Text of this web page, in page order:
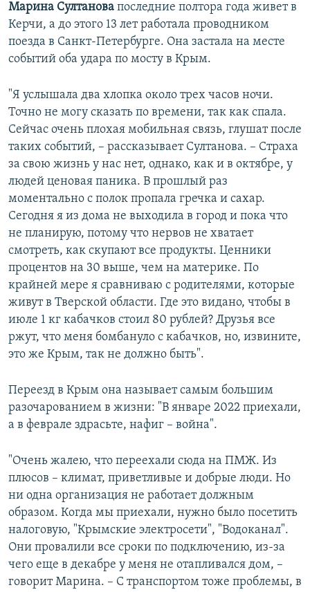
Марина Султанова последние полтора года живет в
Керчи, а до этого 13 лет работала проводником
поезда в Санкт-Петербурге. Она застала на месте
событий оба удара по мосту в Крым.
"Я услышала два хлопка около трех часов ночи.
Точно не могу сказать по времени, так как спала.
Сейчас очень плохая мобильная связь, глушат после
таких событий, – рассказывает Султанова. – Страха
за свою жизнь у нас нет, однако, как и в октябре, у
людей ценовая паника. В прошлый раз
моментально с полок пропала гречка и сахар.
Сегодня я из дома не выходила в город и пока что
не планирую, потому что нервов не хватает
смотреть, как скупают все продукты. Ценники
процентов на 30 выше, чем на материке. По
крайней мере я сравниваю с родителями, которые
живут в Тверской области. Где это видано, чтобы в
июле 1 кг кабачков стоил 80 рублей? Друзья все
ржут, что меня бомбануло с кабачков, но, извините,
это же Крым, так не должно быть".
Переезд в Крым она называет самым большим
разочарованием в жизни: "В январе 2022 приехали,
а в феврале здрасьте, нафиг – война".
"Очень жалею, что переехали сюда на ПМЖ. Из
плюсов – климат, приветливые и добрые люди. Но
ни одна организация не работает должным
образом. Когда мы приехали, нужно было посетить
налоговую, "Крымские электросети", "Водоканал".
Они провалили все сроки по подключению, из-за
чего еще в декабре у меня не отапливался дом, –
говорит Марина. – С транспортом тоже проблемы, в